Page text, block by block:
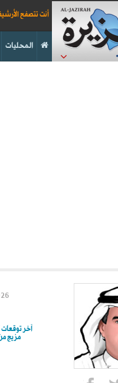
أنت تتصفح
المحليات
آخر
مزيج